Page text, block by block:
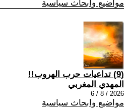
مواضيع وابحاث سياسية
(9) تداعيات حرب الهروب!!
المهدي المغربي
2026 / 8 / 6
مواضيع وابحاث سياسية